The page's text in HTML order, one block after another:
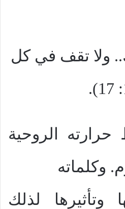
ولا تقف في كل
الروحية
وكلماته
وتأثيرها لذلك